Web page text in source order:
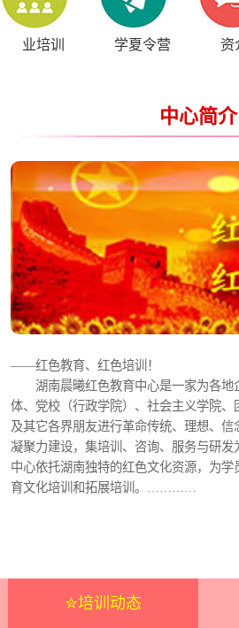
业培训 学夏令营 资
中心简介
——红色教育、红色培训！
湖南晨曦红色教育中心是一家为各地
体、党校（行政学院）、社会主义学院、
及其它各界朋友进行革命传统、理想、信
凝聚力建设，集培训、咨询、服务与研发
中心依托湖南独特的红色文化资源，为
育文化培训和拓展培训。…………
✮培训动态